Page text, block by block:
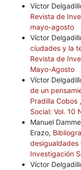
Víctor
Revista de
mayo-agosto
Víctor
ciudades y la
Revista de
Mayo-Agosto
Víctor
de un
Pradilla Cobos ,
Social: Vol. 10
Manuel
Erazo,
desigualdades
Investigación
Víctor